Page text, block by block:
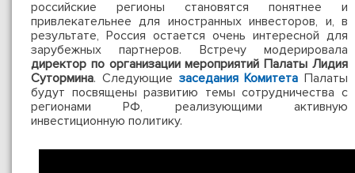
российские регионы становятся понятнее и
привлекательнее для иностранных инвесторов, и, в
результате, Россия остается очень интересной для
зарубежных партнеров. Встречу модерировала
директор по организации мероприятий Палаты Лидия
Сутормина. Следующие заседания Комитета Палаты
будут посвящены развитию темы сотрудничества с
регионами РФ, реализующими активную
инвестиционную политику.